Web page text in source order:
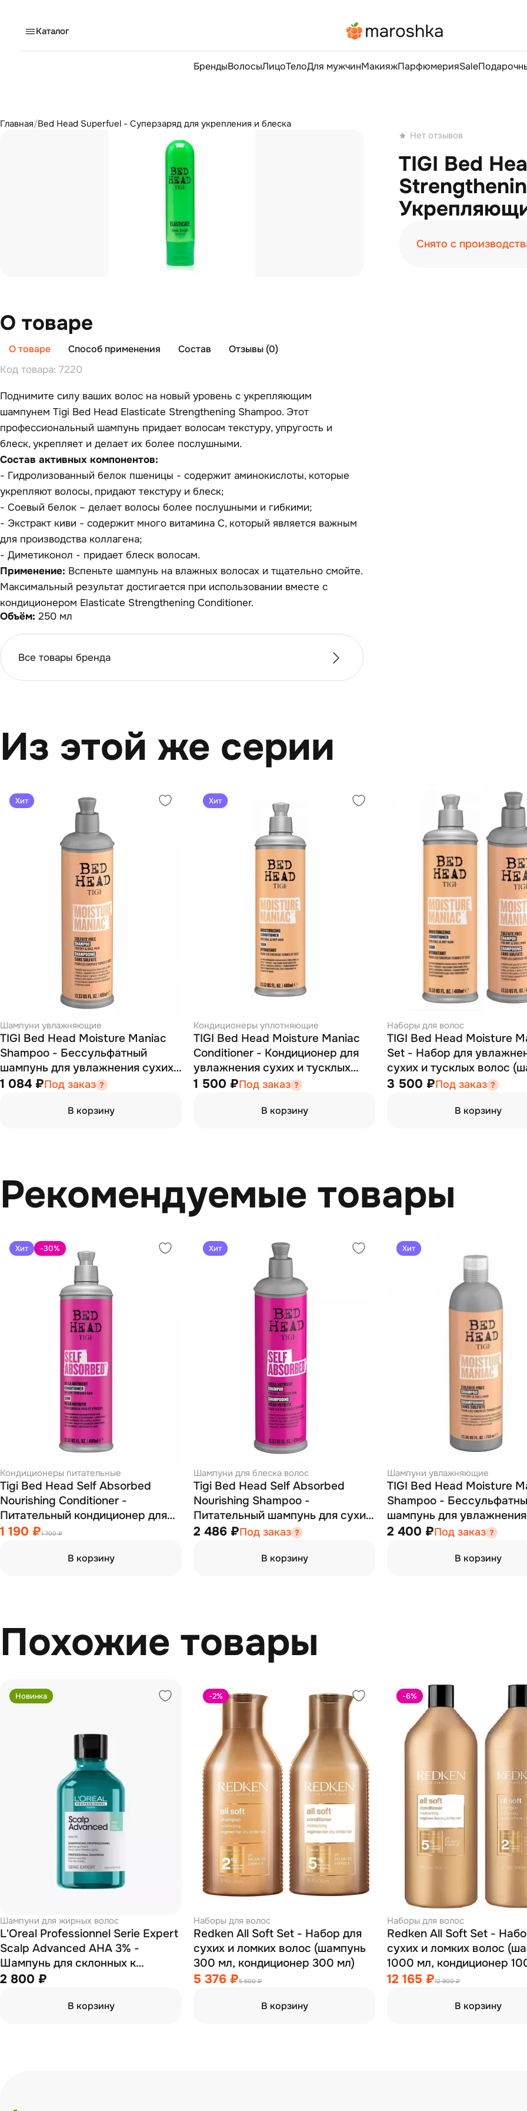
Каталог
БрендыВолосыЛицоТелоДля мужчинМакияжПарфюмерияSale
Главная/Bed Head Superfuel - Суперзаряд для укрепления и блеска
Нет отзывов
TIGI Bed
Снято с
О товаре
О товаре Способ применения Состав
Отзывы (0)
Код товара: 7220
Поднимите силу ваших волос на новый уровень с укрепляющим
шампунем Tigi Bed Head Elasticate Strengthening Shampoo. Этот
профессиональный шампунь придает волосам текстуру, упругость и
блеск, укрепляет и делает их более послушными.
Состав активных компонентов:
- Гидролизованный белок пшеницы - содержит аминокислоты, которые
укрепляют волосы, придают текстуру и блеск;
- Соевый белок – делает волосы более послушными и гибкими;
- Экстракт киви - содержит много витамина С, который является важным
для производства коллагена;
- Диметиконол - придает блеск волосам.
Применение: Вспеньте шампунь на влажных волосах и тщательно смойте.
Максимальный результат достигается при использовании вместе с
кондиционером Elasticate Strengthening Conditioner.
Объём: 250 мл
Все товары бренда
Из этой же серии
Хит
Шампуни увлажняющие
TIGI Bed Head Moisture Maniac
Shampoo - Бессульфатный
шампунь для увлажнения сухих
и тусклых волос 400 мл
1 084 ₽Под заказ
В корзину
Хит
Кондиционеры уплотняющие
TIGI Bed Head Moisture Maniac
Conditioner - Кондиционер для
увлажнения сухих и тусклых
волос 400 мл
1 500 ₽Под заказ
В корзину
Наборы для волос
TIGI Bed Head Moisture
Set - Набор для
сухих и тусклых волос
400 мл, кондиционер 400
3 500 ₽Под заказ
В корзину
Рекомендуемые товары
Хит -30%
Кондиционеры питательные
Tigi Bed Head Self Absorbed
Nourishing Conditioner -
Питательный кондиционер для
сухих и поврежденных волос
1 190 ₽1 700 ₽
В корзину
Хит
Шампуни для блеска волос
Tigi Bed Head Self Absorbed
Nourishing Shampoo -
Питательный шампунь для сухих
и поврежденных волос 400 мл
2 486 ₽Под заказ
В корзину
Хит
Шампуни увлажняющие
TIGI Bed Head Moisture
Shampoo -
шампунь для
и тусклых волос 750 мл
2 400 ₽Под заказ
В корзину
Похожие товары
Новинка
Шампуни для жирных волос
L'Oreal Professionnel Serie Expert
Scalp Advanced АНА 3% -
Шампунь для склонных к
жирности волос 300 мл
2 800 ₽
В корзину
-2%
Наборы для волос
Redken All Soft Set - Набор для
сухих и ломких волос (шампунь
300 мл, кондиционер 300 мл)
5 376 ₽5 500 ₽
В корзину
-6%
Наборы для волос
Redken All Soft Set -
сухих и ломких волос
1000 мл, кондиционер
12 165 ₽12 900 ₽
В корзину